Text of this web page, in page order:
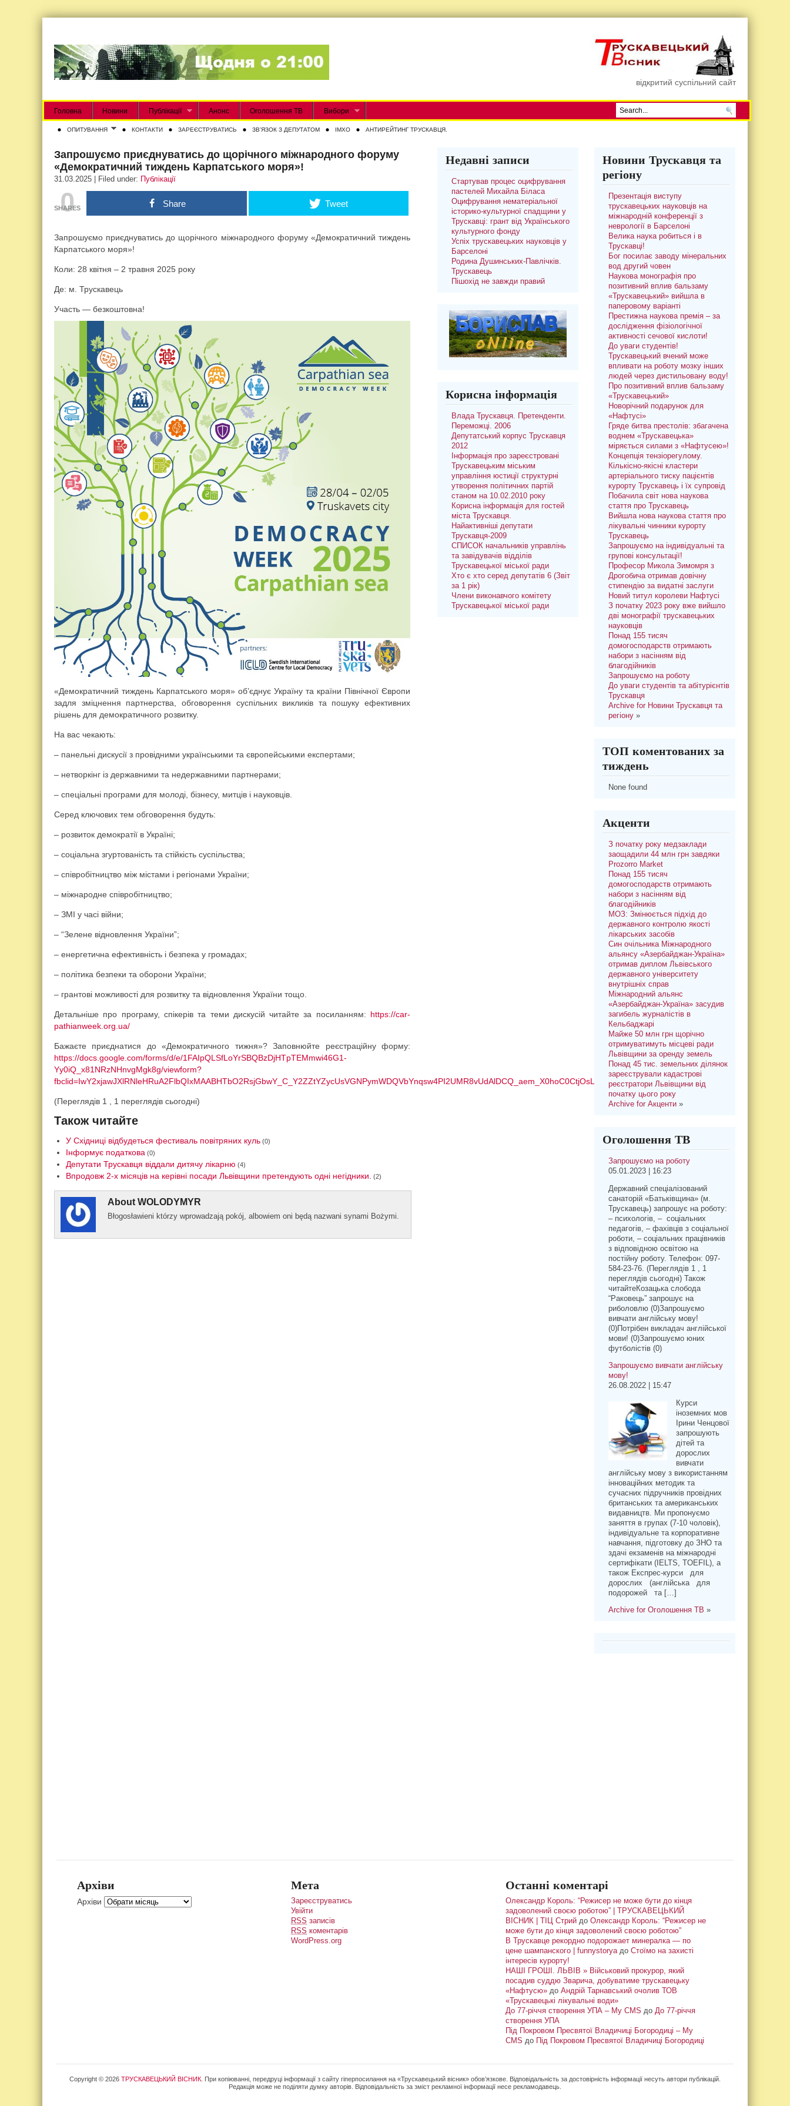
відкритий суспільний сайт
Головна Новини Публікації Анонс Оголошення ТВ Вибори
ОПИТУВАННЯ КОНТАКТИ ЗАРЕЄСТРУВАТИСЬ ЗВʼЯЗОК З ДЕПУТАТОМ IMXO АНТИРЕЙТИНГ ТРУСКАВЦЯ.
Запрошуємо приєднуватись до щорічного міжнародного форуму
«Демократичний тиждень Карпатського моря»!
31.03.2025 | Filed under: Публікації
0
SHARES Share Tweet
Запрошуємо приєднуватись до щорічного міжнародного форуму «Демократичний тиждень
Карпатського моря»!
Коли: 28 квітня – 2 травня 2025 року
Де: м. Трускавець
Участь — безкоштовна!
«Демократичний тиждень Карпатського моря» об’єднує Україну та країни Північної Європи
задля зміцнення партнерства, обговорення суспільних викликів та пошуку ефективних
рішень для демократичного розвитку.
На вас чекають:
– панельні дискусії з провідними українськими та європейськими експертами;
– нетворкінг із державними та недержавними партнерами;
– спеціальні програми для молоді, бізнесу, митців і науковців.
Серед ключових тем обговорення будуть:
– розвиток демократії в Україні;
– соціальна згуртованість та стійкість суспільства;
– співробітництво між містами і регіонами України;
– міжнародне співробітництво;
– ЗМІ у часі війни;
– “Зелене відновлення України”;
– енергетична ефективність і безпека у громадах;
– політика безпеки та оборони України;
– грантові можливості для розвитку та відновлення України тощо.
Детальніше про програму, спікерів та теми дискусій читайте за посиланням: https://car­
pathian­week­.org.ua/
Бажаєте приєднатися до «Демократичного тижня»? Заповнюйте реєстраційну форму:
https://docs.google.com/forms/d/e/1FAIpQLSfLoYrSBQBzDjHTpTEMmwi46G1-
Yy0iQ_x81NRzNHnvgMgk8g/viewform?
fbclid=IwY2xjawJXlRNleHRuA2FlbQIxMAABHTbO2RsjGbwY_C_Y2ZZtYZycUsVGNPymWDQVbYnqsw4PI2UMR8vUdAlDCQ_aem_X0hoC0CtjOsLj_wFi8IVcQ
(Переглядів 1 , 1 переглядів сьогодні)
Також читайте
У Східниці відбудеться фестиваль повітряних куль (0)
Інформує податкова (0)
Депутати Трускавця віддали дитячу лікарню (4)
Впродовж 2-х місяців на керівні посади Львівщини претендують одні негідники. (2)
About WOLODYMYR
Błogos­ławieni którzy wprowad­zają pokój, al­bowiem oni będą naz­wani syn­ami Bożymi.
Недавні записи
Стартував процес оцифрування
пастелей Михайла Біласа
Оцифрування нематеріальної
історико-культурної спадщини у
Трускавці: грант від Українського
культурного фонду
Успіх трускавецьких науковців у
Барселоні
Родина Душинських-Павлічків.
Трускавець
Пішохід не завжди правий
Корисна інформація
Влада Трускавця. Претенденти.
Переможці. 2006
Депутатський корпус Трускавця
2012
Інформація про зареєстровані
Трускавецьким міським
управління юстиції структурні
утворення політичних партій
станом на 10.02.2010 року
Корисна інформація для гостей
міста Трускавця.
Найактивніші депутати
Трускавця-2009
СПИСОК начальників управлінь
та завідувачів відділів
Трускавецької міської ради
Хто є хто серед депутатів 6 (Звіт
за 1 рік)
Члени виконавчого комітету
Трускавецької міської ради
Новини Трускавця та
регіону
Презентація виступу
трускавецьких науковців на
міжнародній конференції з
неврології в Барселоні
Велика наука робиться і в
Трускавці!
Бог посилає заводу мінеральних
вод другий човен
Наукова монографія про
позитивний вплив бальзаму
«Трускавецький» вийшла в
паперовому варіанті
Престижна наукова премія – за
дослідження фізіологічної
активності сечової кислоти!
До уваги студентів!
Трускавецький вчений може
впливати на роботу мозку інших
людей через дистильовану воду!
Про позитивний вплив бальзаму
«Трускавецький»
Новорічний подарунок для
«Нафтусі»
Гряде битва престолів: збагачена
воднем «Трускавецька»
міряється силами з «Нафтусею»!
Концепція тензіорегулому.
Кількісно-якісні кластери
артеріального тиску пацієнтів
курорту Трускавець і їх супровід
Побачила світ нова наукова
стаття про Трускавець
Вийшла нова наукова стаття про
лікувальні чинники курорту
Трускавець
Запрошуємо на індивідуальні та
групові консультації!
Професор Микола Зимомря з
Дрогобича отримав довічну
стипендію за видатні заслуги
Новий титул королеви Нафтусі
З початку 2023 року вже вийшло
дві монографії трускавецьких
науковців
Понад 155 тисяч
домогосподарств отримають
набори з насінням від
благодійників
Запрошуємо на роботу
До уваги студентів та абітурієнтів
Трускавця
Archive for Новини Трускавця та
регіону»
ТОП коментованих за
тиждень
None found
Акценти
З початку року медзаклади
заощадили 44 млн грн завдяки
Prozorro Market
Понад 155 тисяч
домогосподарств отримають
набори з насінням від
благодійників
МОЗ: Змінюється підхід до
державного контролю якості
лікарських засобів
Син очільника Міжнародного
альянсу «Азербайджан-Україна»
отримав диплом Львівського
державного університету
внутрішніх справ
Міжнародний альянс
«Азербайджан-Україна» засудив
загибель журналістів в
Кельбаджарі
Майже 50 млн грн щорічно
отримуватимуть місцеві ради
Львівщини за оренду земель
Понад 45 тис. земельних ділянок
зареєстрували кадастрові
реєстратори Львівщини від
початку цього року
Archive for Акценти»
Оголошення ТВ
Запрошуємо на роботу
05.01.2023 | 16:23
Державний спеціалізований
санаторій «Батьківщина» (м.
Трускавець) запрошує на роботу:
– психологів, – соціальних
педагогів, – фахівців з соціальної
роботи, – соціальних працівників
з відповідною освітою на
постійну роботу. Телефон: 097-
584-23-76. (Переглядів 1 , 1
переглядів сьогодні) Також
читайтеКозацька слобода
“Раковець” запрошує на
риболовлю (0)Запрошуємо
вивчати англійську мову!
(0)Потрібен викладач англійської
мови! (0)Запрошуємо юних
футболістів (0)
Запрошуємо вивчати англійську
мову!
26.08.2022 | 15:47
Курси
іноземних мов
Ірини Ченцової
запрошують
дітей та
дорослих
вивчати
англійську мову з використанням
інноваційних методик та
сучасних підручників провідних
британських та американських
видавництв. Ми пропонуємо
заняття в групах (7-10 чоловік),
індивідуальне та корпоративне
навчання, підготовку до ЗНО та
здачі екзаменів на міжнародні
сертифікати (IELTS, TOEFIL), а
також Експрес-курси для
дорослих (англійська для
подорожей та […]
Archive for Оголошення ТВ »
Архіви
Архіви
Мета
Зареєструватись
Увійти
RSS записів
RSS коментарів
WordPress.org
Останні коментарі
Олександр Король: “Режисер не може бути до кінця
задоволений своєю роботою” | ТРУСКАВЕЦЬКИЙ
ВІСНИК | ТІЦ Стрийдо Олександр Король: “Режисер не
може бути до кінця задоволений своєю роботою”
В Трускавце рекордно подорожает минералка — по
цене шампанского | funnystoryaдо Стоїмо на захисті
інтересів курорту!
НАШІ ГРОШІ. ЛЬВІВ » Військовий прокурор, який
посадив суддю Зварича, добуватиме трускавецьку
«Нафтусю»до Андрій Тарнавський очолив ТОВ
«Трускавецькі лікувальні води»
До 77-річчя створення УПА – My CMS до До 77-річчя
створення УПА
Під Покровом Пресвятої Владичиці Богородиці – My
CMS до Під Покровом Пресвятої Владичиці Богородиці
Copyright © 2026 ТРУСКАВЕЦЬКИЙ ВІСНИК . При копіюванні, передруці інформації з сайту гіперпосилання на «Трускавецький вісник» обов’язкове. Відповідальність за достовірність інформації несуть автори публікацій.
Редакція може не поділяти думку авторів. Відповідальність за зміст рекламної інформації несе рекламодавець.